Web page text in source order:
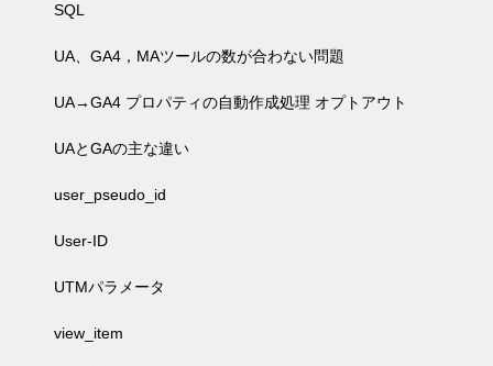
SQL
UA、GA4，MAツールの数が合わない問題
UA→GA4 プロパティの自動作成処理 オプトアウト
UAとGAの主な違い
user_pseudo_id
User-ID
UTMパラメータ
view_item